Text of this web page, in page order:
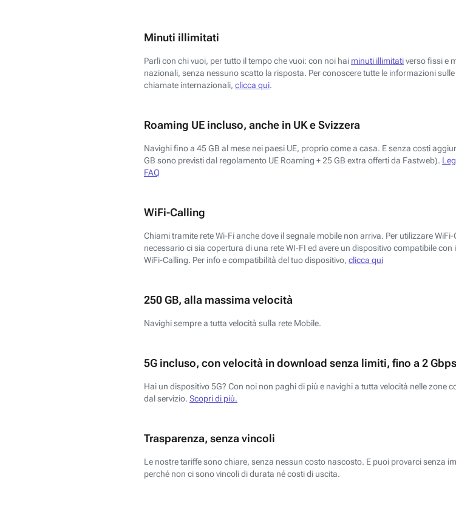
Minuti illimitati
Parli con chi vuoi, per tutto il tempo che vuoi: con noi hai minuti illimitativerso fissi e
nazionali, senza nessuno scatto la risposta. Per conoscere tutte le informazioni sulle
chiamate internazionali, clicca qui.
Roaming UE incluso, anche in UK e Svizzera
Navighi fino a 45 GB al mese nei paesi UE, proprio come a casa. E senza costi
GB sono previsti dal regolamento UE Roaming + 25 GB extra offerti da Fastweb).
FAQ
WiFi-Calling
Chiami tramite rete Wi-Fi anche dove il segnale mobile non arriva. Per utilizzare WiFi-
necessario ci sia copertura di una rete WI-FI ed avere un dispositivo compatibile con
WiFi-Calling. Per info e compatibilità del tuo dispositivo, clicca qui
250 GB, alla massima velocità
Navighi sempre a tutta velocità sulla rete Mobile.
5G incluso, con velocità in download senza limiti, fino a 2 Gbps
Hai un dispositivo 5G? Con noi non paghi di più e navighi a tutta velocità nelle zone
dal servizio. Scopri di più.
Trasparenza, senza vincoli
Le nostre tariffe sono chiare, senza nessun costo nascosto. E puoi provarci senza
perché non ci sono vincoli di durata né costi di uscita.